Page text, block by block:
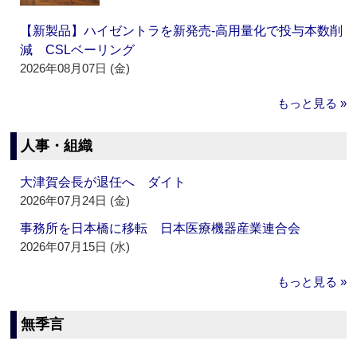
【新製品】ハイゼントラを新発売‐高用量化で投与本数削
減 CSLベーリング
2026年08月07日 (金)
もっと見る »
人事・組織
大津賀会長が退任へ ダイト
2026年07月24日 (金)
事務所を日本橋に移転 日本医療機器産業連合会
2026年07月15日 (水)
もっと見る »
無季言